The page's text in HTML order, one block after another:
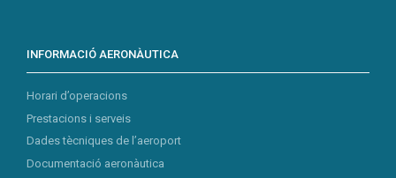
INFORMACIÓ AERONÀUTICA
Horari d’operacions
Prestacions i serveis
Dades tècniques de l’aeroport
Documentació aeronàutica